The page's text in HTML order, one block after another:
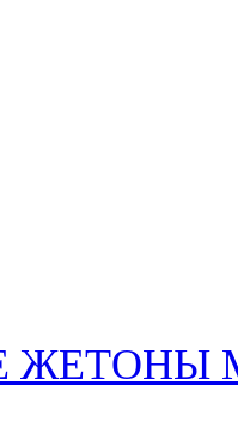
ЖЕТОНЫ